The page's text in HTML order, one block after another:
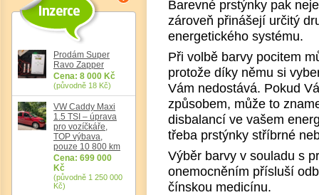
Prodám Super
Ravo Zapper
Cena: 8 000 Kč
(původně 18 Kč)
VW Caddy Maxi
1.5 TSI – úprava
pro vozíčkáře,
TOP výbava,
pouze 10 800 km
Cena: 699 000
Kč
(původně 1 250 000
Kč)
Barevné prstýnky pak
zároveň přinášejí určitý
energetického systému.
Při volbě barvy pocitem
protože díky němu si
Vám nedostává. Pokud
způsobem, může to
disbalancí ve vašem
třeba prstýnky stříbrné
Výběr barvy v souladu s
onemocněním přísluší
čínskou medicínu.